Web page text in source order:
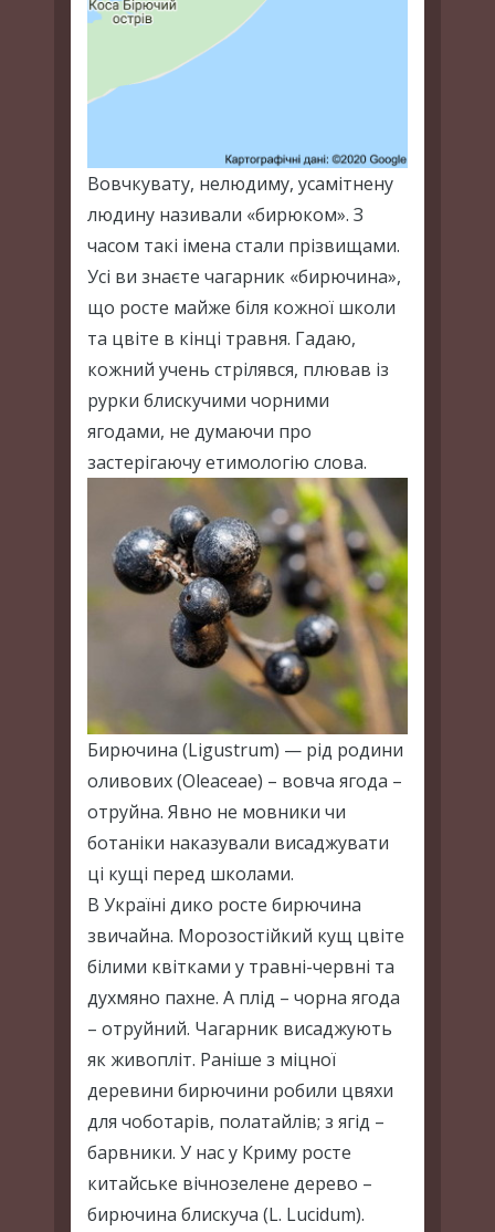
Вовчкувату, нелюдиму, усамітнену
людину називали «бирюком». З
часом такі імена стали прізвищами.
Усі ви знаєте чагарник «бирючина»,
що росте майже біля кожної школи
та цвіте в кінці травня. Гадаю,
кожний учень стрілявся, плював із
рурки блискучими чорними
ягодами, не думаючи про
застерігаючу етимологію слова.
Бирючина (Ligustrum) — рід родини
оливових (Oleaceae) – вовча ягода –
отруйна. Явно не мовники чи
ботаніки наказували висаджувати
ці кущі перед школами.
В Україні дико росте бирючина
звичайна. Морозостійкий кущ цвіте
білими квітками у травні-червні та
духмяно пахне. А плід – чорна ягода
– отруйний. Чагарник висаджують
як живопліт. Раніше з міцної
деревини бирючини робили цвяхи
для чоботарів, полатайлів; з ягід –
барвники. У нас у Криму росте
китайське вічнозелене дерево –
бирючина блискуча (L. Lucidum).